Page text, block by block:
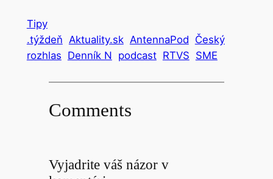
Tipy
.týždeň Aktuality.sk AntennaPod Český
rozhlas Denník N podcast RTVS SME
Comments
Vyjadrite váš názor v